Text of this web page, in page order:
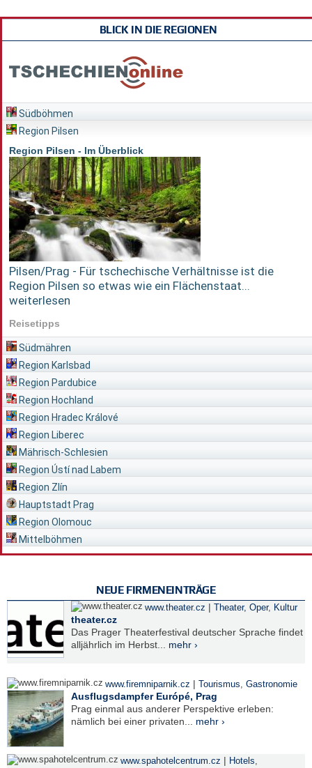
BLICK IN DIE REGIONEN
Südböhmen
Region Pilsen
Region Pilsen - Im Überblick
Pilsen/Prag - Für tschechische Verhältnisse ist die
Region Pilsen so etwas wie ein Flächenstaat...
weiterlesen
Reisetipps
Südmähren
Region Karlsbad
Region Pardubice
Region Hochland
Region Hradec Králové
Region Liberec
Mährisch-Schlesien
Region Ústí nad Labem
Region Zlín
Hauptstadt Prag
Region Olomouc
Mittelböhmen
NEUE FIRMENEINTRÄGE
www.theater.cz | Theater, Oper, Kultur
theater.cz
Das Prager Theaterfestival deutscher Sprache findet
alljährlich im Herbst... mehr ›
www.firemniparnik.cz | Tourismus, Gastronomie
Ausflugsdampfer Európé, Prag
Prag einmal aus anderer Perspektive erleben:
nämlich bei einer privaten... mehr ›
www.spahotelcentrum.cz | Hotels,